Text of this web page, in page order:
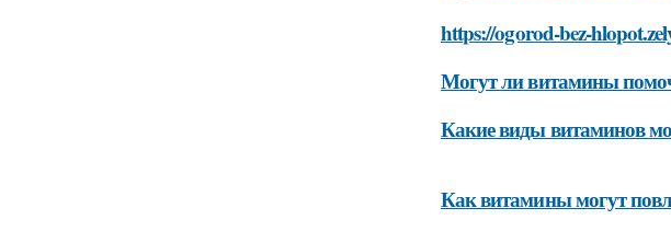
https://ogorod-bez-
Могут ли витамины
Какие виды витаминов
Как витамины могут